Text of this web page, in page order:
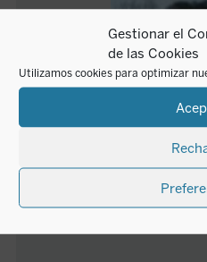
Gestionar el
de las Cookies
Utilizamos cookies para optimizar
Georg